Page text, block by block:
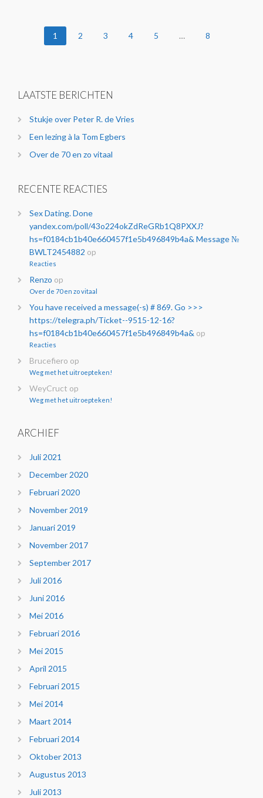
1 2 3 4 5 … 8
LAATSTE BERICHTEN
Stukje over Peter R. de Vries
Een lezing à la Tom Egbers
Over de 70 en zo vitaal
RECENTE REACTIES
Sex Dating. Done
yandex.com/poll/43o224okZdReGRb1Q8PXXJ?
hs=f0184cb1b40e660457f1e5b496849b4a& Message №
BWLT2454882 op
Reacties
Renzo op
Over de 70 en zo vitaal
You have received a message(-s) # 869. Go >>>
https://telegra.ph/Ticket--9515-12-16?
hs=f0184cb1b40e660457f1e5b496849b4a& op
Reacties
Brucefiero op
Weg met het uitroepteken!
WeyCruct op
Weg met het uitroepteken!
ARCHIEF
Juli 2021
December 2020
Februari 2020
November 2019
Januari 2019
November 2017
September 2017
Juli 2016
Juni 2016
Mei 2016
Februari 2016
Mei 2015
April 2015
Februari 2015
Mei 2014
Maart 2014
Februari 2014
Oktober 2013
Augustus 2013
Juli 2013